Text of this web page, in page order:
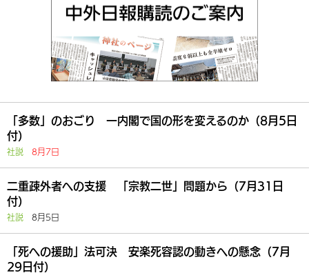
「多数」のおごり 一内閣で国の形を変えるのか（8月5日
付）
社説 8月7日
二重疎外者への支援 「宗教二世」問題から（7月31日
付）
社説 8月5日
「死への援助」法可決 安楽死容認の動きへの懸念（7月
29日付）